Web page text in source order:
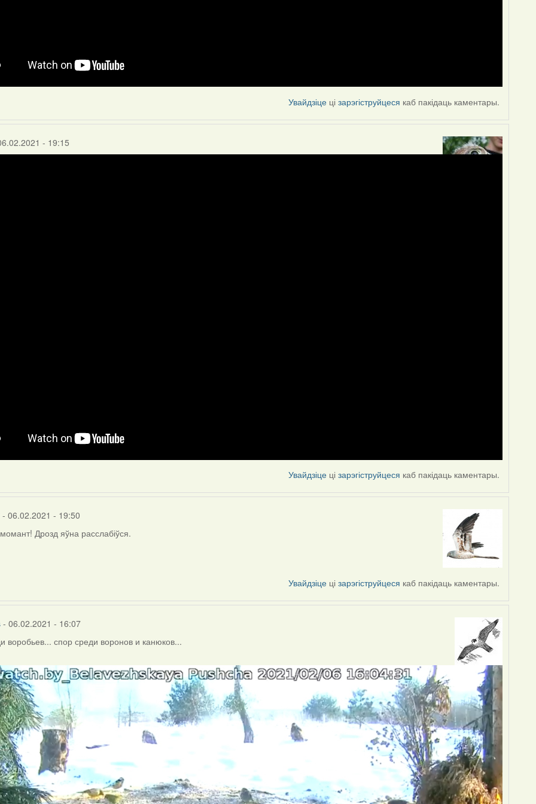
Увайдзіце цізарэгіструйцеся каб пакідаць каментары.
- 19:15
Увайдзіце цізарэгіструйцеся каб пакідаць каментары.
- 06.02.2021 - 19:50
момант! Дрозд яўна расслабіўся.
Увайдзіце цізарэгіструйцеся каб пакідаць каментары.
- 06.02.2021 - 16:07
воробьев... спор среди воронов и канюков...